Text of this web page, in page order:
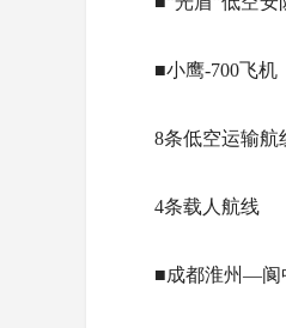
■小鹰-700飞机
8条低空运输航
4条载人航线
■成都淮州—阆